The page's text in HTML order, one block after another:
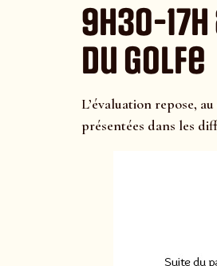
9h30-
du Golfe
L’évaluation repose,
présentées dans les